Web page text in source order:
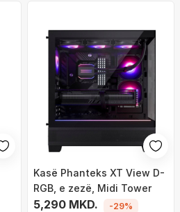
Kasë Phanteks XT View D-
RGB, e zezë, Midi Tower
5,290 MKD. -29%